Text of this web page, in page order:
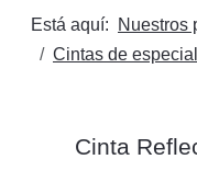
Está aquí:
Nuestros
Cintas de
Cinta